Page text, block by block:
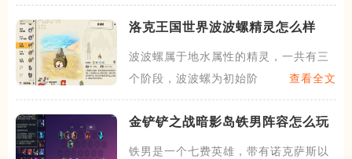
洛克王国世界波波螺精灵怎么样
波波螺属于地水属性的精灵，一共有三
个阶段，波波螺为初始阶段，
查看全文
金铲铲之战暗影岛铁男阵容怎么玩
铁男是一个七费英雄，带有诺克萨斯以